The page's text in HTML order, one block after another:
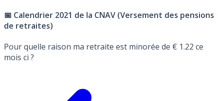
📅 Calendrier 2021 de la CNAV (Versement des pensions
de retraites)
Pour quelle raison ma retraite est minorée de € 1.22 ce
mois ci ?